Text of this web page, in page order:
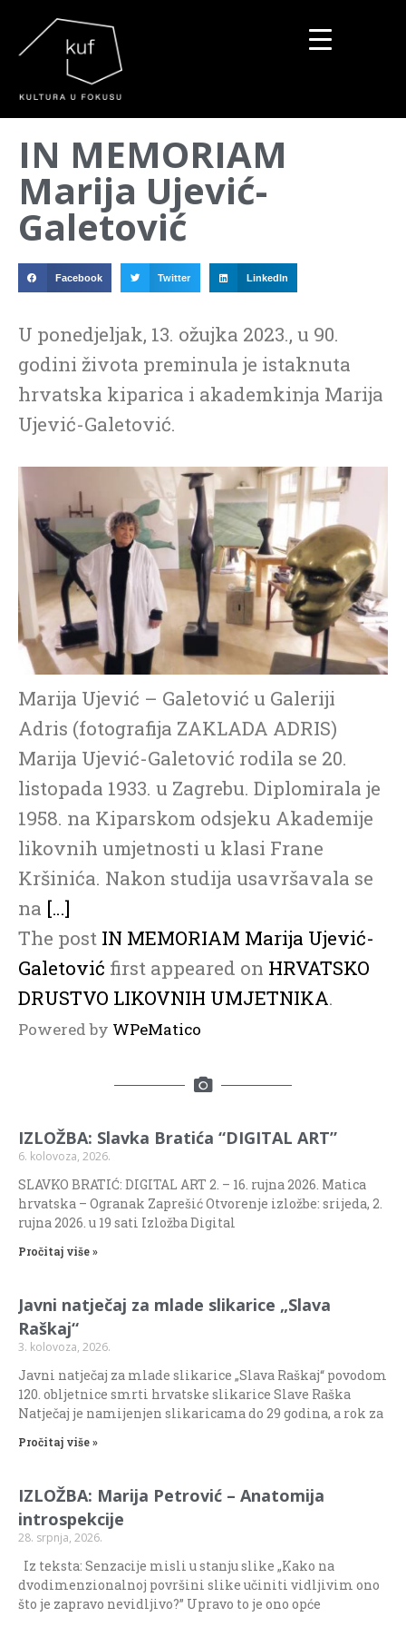
IN MEMORIAM
Marija Ujević-
Galetović
Facebook Twitter LinkedIn
U ponedjeljak, 13. ožujka 2023., u 90.
godini života preminula je istaknuta
hrvatska kiparica i akademkinja Marija
Ujević-Galetović.
Marija Ujević – Galetović u Galeriji
Adris (fotografija ZAKLADA ADRIS)
Marija Ujević-Galetović rodila se 20.
listopada 1933. u Zagrebu. Diplomirala je
1958. na Kiparskom odsjeku Akademije
likovnih umjetnosti u klasi Frane
Kršinića. Nakon studija usavršavala se
na […]
The post IN MEMORIAM Marija Ujević-
Galetović first appeared on HRVATSKO
DRUSTVO LIKOVNIH UMJETNIKA.
Powered by WPeMatico
IZLOŽBA: Slavka Bratića “DIGITAL ART”
6. kolovoza, 2026.
SLAVKO BRATIĆ: DIGITAL ART 2. – 16. rujna 2026. Matica
hrvatska – Ogranak Zaprešić Otvorenje izložbe: srijeda, 2.
rujna 2026. u 19 sati Izložba Digital
Pročitaj više »
Javni natječaj za mlade slikarice „Slava
Raškaj“
3. kolovoza, 2026.
Javni natječaj za mlade slikarice „Slava Raškaj“ povodom
120. obljetnice smrti hrvatske slikarice Slave Raška
Natječaj je namijenjen slikaricama do 29 godina, a rok za
Pročitaj više »
IZLOŽBA: Marija Petrović – Anatomija
introspekcije
28. srpnja, 2026.
Iz teksta: Senzacije misli u stanju slike „Kako na
dvodimenzionalnoj površini slike učiniti vidljivim ono
što je zapravo nevidljivo?” Upravo to je ono opće
▼
▼